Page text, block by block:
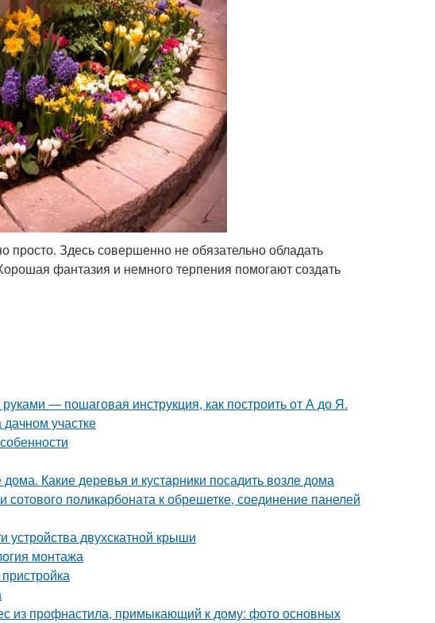
просто. Здесь совершенно не обязательно обладать
фантазия и немного терпения помогают создать
— пошаговая инструкция, как построить от А до Я.
участке
Какие деревья и кустарники посадить возле дома
поликарбоната к обрешетке, соединение панелей
двухскатной крыши
монтажа
из профнастила, примыкающий к дому: фото основных